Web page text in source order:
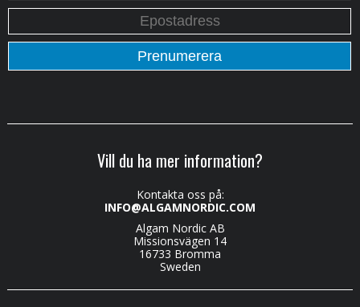
Vill du ha mer information?
Kontakta oss på:
INFO@ALGAMNORDIC.COM
Algam Nordic AB
Missionsvägen 14
16733 Bromma
Sweden